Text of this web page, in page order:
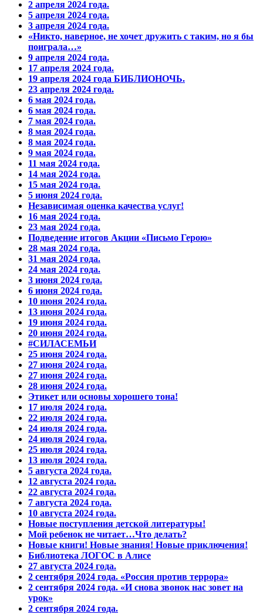
2 апреля 2024 года.
5 апреля 2024 года.
3 апреля 2024 года.
«Никто, наверное, не хочет дружить с таким, но я бы
поиграла…»
9 апреля 2024 года.
17 апреля 2024 года.
19 апреля 2024 года БИБЛИОНОЧЬ.
23 апреля 2024 года.
6 мая 2024 года.
6 мая 2024 года.
7 мая 2024 года.
8 мая 2024 года.
8 мая 2024 года.
9 мая 2024 года.
11 мая 2024 года.
14 мая 2024 года.
15 мая 2024 года.
5 июня 2024 года.
Независимая оценка качества услуг!
16 мая 2024 года.
23 мая 2024 года.
Подведение итогов Акции «Письмо Герою»
28 мая 2024 года.
31 мая 2024 года.
24 мая 2024 года.
3 июня 2024 года.
6 июня 2024 года.
10 июня 2024 года.
13 июня 2024 года.
19 июня 2024 года.
20 июня 2024 года.
#СИЛАСЕМЬИ
25 июня 2024 года.
27 июня 2024 года.
27 июня 2024 года.
28 июня 2024 года.
Этикет или основы хорошего тона!
17 июля 2024 года.
22 июля 2024 года.
24 июля 2024 года.
24 июля 2024 года.
25 июля 2024 года.
13 июля 2024 года.
5 августа 2024 года.
12 августа 2024 года.
22 августа 2024 года.
7 августа 2024 года.
10 августа 2024 года.
Новые поступления детской литературы!
Мой ребенок не читает…Что делать?
Новые книги! Новые знания! Новые приключения!
Библиотека ЛОГОС в Алисе
27 августа 2024 года.
2 сентября 2024 года. «Россия против террора»
2 сентября 2024 года. «И снова звонок нас зовет на
урок»
2 сентября 2024 года.